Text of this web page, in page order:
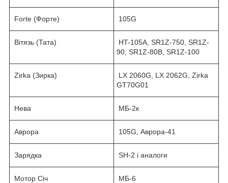
Forte (Форте) 105G
Вітязь (Тата)
HT-105A, SR1Z-750, SR1Z-
90, SR1Z-80B, SR1Z-100
Zirka (Зирка)
LX 2060G, LX 2062G, Zirka
GT70G01
Нева МБ-2к
Аврора 105G, Аврора-41
Зарядка SH-2 і аналоги
Мотор Січ МБ-6